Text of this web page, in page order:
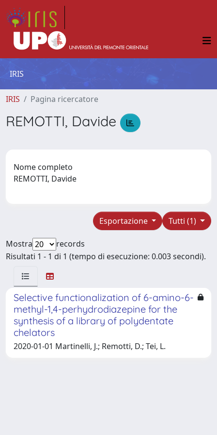
IRIS
IRIS Pagina ricercatore
REMOTTI, Davide
Nome completo
REMOTTI, Davide
Tutti (1)
Esportazione
Mostra
records
Risultati 1 - 1 di 1 (tempo di esecuzione: 0.003 secondi).
Selective functionalization of 6-amino-6-
methyl-1,4-perhydrodiazepine for the
synthesis of a library of polydentate
chelators
2020-01-01 Martinelli, J.; Remotti, D.; Tei, L.